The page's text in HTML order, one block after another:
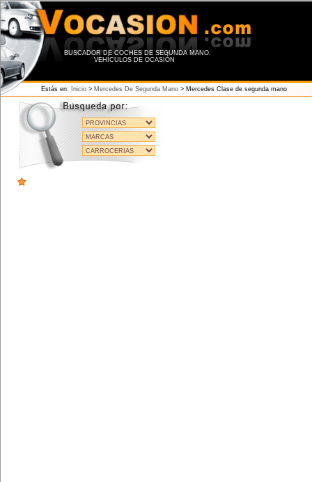
BUSCADOR DE COCHES DE SEGUNDA MANO.
VEHÍCULOS DE OCASIÓN
Estás en: Inicio > Mercedes De Segunda Mano > Mercedes Clase de segunda mano